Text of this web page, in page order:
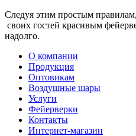
Следуя этим простым
своих гостей красивым
надолго.
О компании
Продукция
Оптовикам
Воздушные шары
Услуги
Фейерверки
Контакты
Интернет-магазин